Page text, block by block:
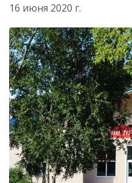
16 июня 2020 г.